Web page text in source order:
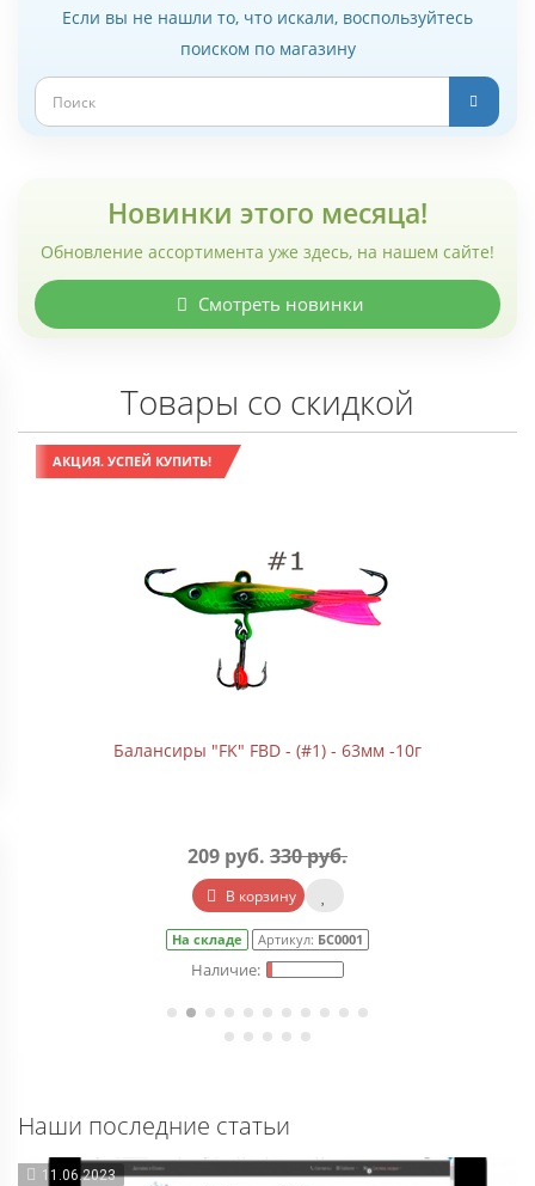
Если вы не нашли то, что искали, воспользуйтесь
поиском по магазину
Новинки этого месяца!
Обновление ассортимента уже здесь, на нашем сайте!
Смотреть новинки
Товары со скидкой
АКЦИЯ. УСПЕЙ КУПИТЬ!
Балансиры "FK" FBD - (#1) - 63мм -10г
209 руб. 330 руб.
В корзину
На складе Артикул: БС0001
Наши последние статьи
11.06.2023